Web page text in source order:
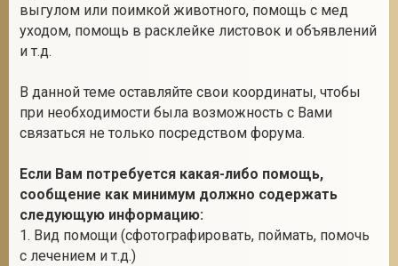
выгулом или поимкой животного, помощь с мед
уходом, помощь в расклейке листовок и объявлений
и т.д.
В данной теме оставляйте свои координаты, чтобы
при необходимости была возможность с Вами
связаться не только посредством форума.
Если Вам потребуется какая-либо помощь,
сообщение как минимум должно содержать
следующую информацию:
1. Вид помощи (сфотографировать, поймать, помочь
с лечением и т.д.)